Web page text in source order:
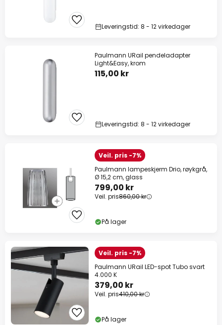
Leveringstid: 8 - 12 virkedager
Paulmann URail pendeladapter
Light&Easy, krom
115,00 kr
Leveringstid: 8 - 12 virkedager
Veil. pris -7%
Paulmann lampeskjerm Drio, røykgrå,
Ø 15,2 cm, glass
799,00 kr
Veil. pris860,00 kr
På lager
Veil. pris -7%
Paulmann URail LED-spot Tubo svart
4.000 K
379,00 kr
Veil. pris410,00 kr
På lager